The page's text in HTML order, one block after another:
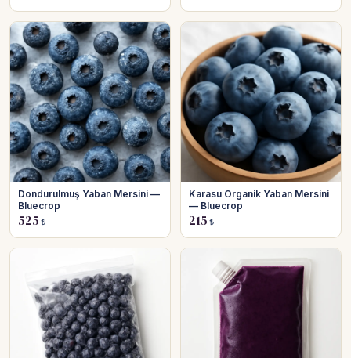
Dondurulmuş Yaban Mersini —
Bluecrop
525 ₺
Karasu Organik Yaban Mersini
— Bluecrop
215 ₺